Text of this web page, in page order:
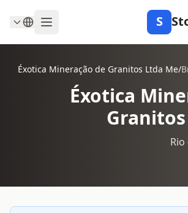
S
/
Éxotica Mineração de Granitos Ltda Me
Éxotica